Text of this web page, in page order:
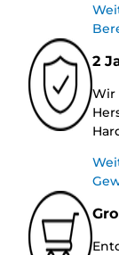
2
Wir